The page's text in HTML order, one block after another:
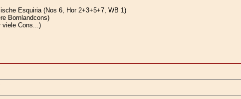
Esquiria (Nos 6, Hor 2+3+5+7, WB 1)
Bornlandcons)
viele Cons...)